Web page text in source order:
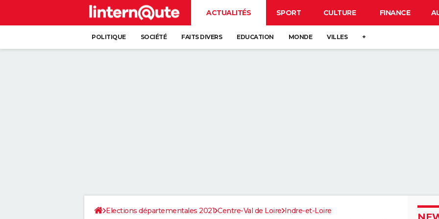
ACTUALITÉS SPORT CULTURE FINANCE
POLITIQUE SOCIÉTÉ FAITS DIVERS EDUCATION MONDE VILLES +
Elections départementales 2021 Centre-Val de Loire Indre-et-Loire